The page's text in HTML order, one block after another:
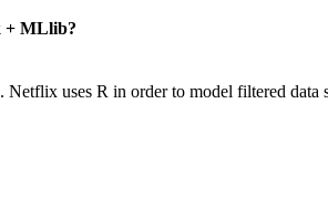
を試してみた
困ったら
心に整理してみた
主化が進んだ話
+ MLlib?
. Netflix uses R in order to model filtered data